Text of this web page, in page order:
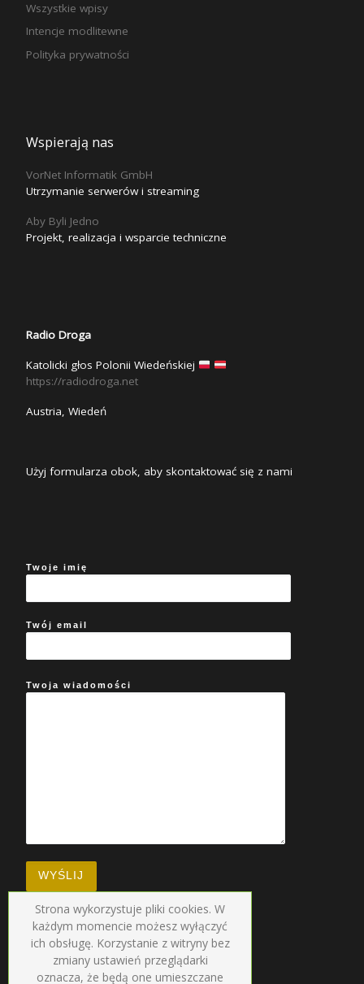
Wszystkie wpisy
Intencje modlitewne
Polityka prywatności
Wspierają nas
VorNet Informatik GmbH
Utrzymanie serwerów i streaming
Aby Byli Jedno
Projekt, realizacja i wsparcie techniczne
Radio Droga
Katolicki głos Polonii Wiedeńskiej
https://radiodroga.net
Austria, Wiedeń
Użyj formularza obok, aby skontaktować się z nami
Twoje imię
Twój email
Twoja wiadomości
Strona wykorzystuje pliki cookies. W
każdym momencie możesz wyłączyć
ich obsługę. Korzystanie z witryny bez
zmiany ustawień przeglądarki
oznacza, że będą one umieszczane